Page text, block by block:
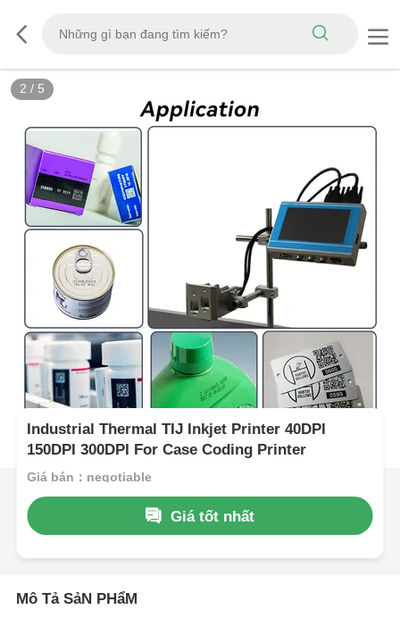
2 / 5
Industrial Thermal TIJ Inkjet Printer 40DPI
150DPI 300DPI For Case Coding Printer
Giá bán：negotiable
Giá tốt nhất
Mô Tả SảN PHẩM